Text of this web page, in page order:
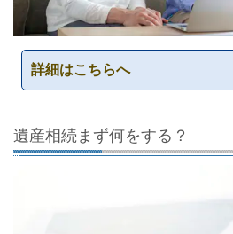
詳細はこちらへ
遺産相続まず何をする？